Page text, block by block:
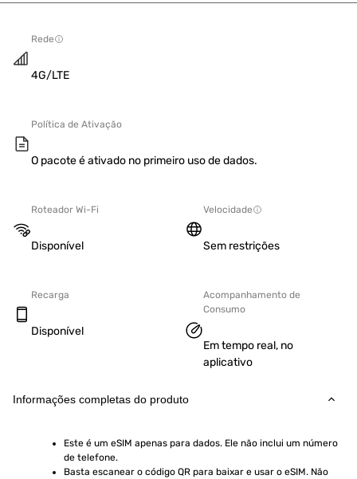
Rede
4G/LTE
Política de Ativação
O pacote é ativado no primeiro uso de dados.
Roteador Wi-Fi
Disponível
Velocidade
Sem restrições
Recarga
Disponível
Acompanhamento de
Consumo
Em tempo real, no
aplicativo
Informações completas do produto
Este é um eSIM apenas para dados. Ele não inclui um número
de telefone.
Basta escanear o código QR para baixar e usar o eSIM. Não